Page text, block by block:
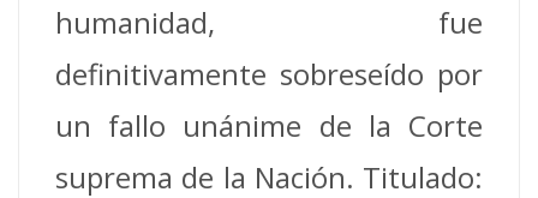
humanidad, fue
definitivamente sobreseído por
un fallo unánime de la Corte
suprema de la Nación. Titulado: